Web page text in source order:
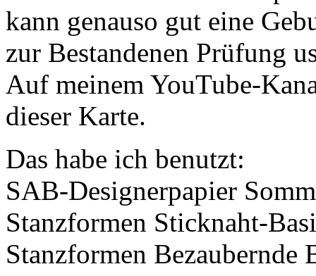
kann genauso gut eine
zur Bestandenen Prüfung
Auf meinem YouTube-
dieser Karte.
Das habe ich benutzt:
SAB-Designerpapier
Stanzformen Sticknaht-
Stanzformen Bezaubernde